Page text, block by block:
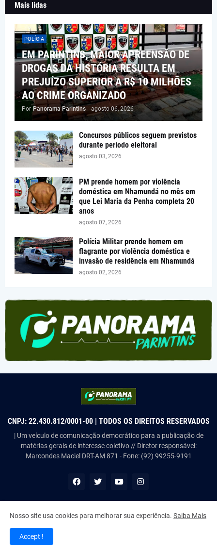
Mais lidas
POLÍCIA
EM PARINTINS, MAIOR APREENSÃO DE
DROGAS DA HISTÓRIA RESULTA EM
PREJUÍZO SUPERIOR A R$ 10 MILHÕES
AO CRIME ORGANIZADO
Por Panorama Parintins - agosto 06, 2026
Concursos públicos seguem previstos
durante período eleitoral
agosto 03, 2026
PM prende homem por violência
doméstica em Nhamundá no mês em
que Lei Maria da Penha completa 20
anos
agosto 07, 2026
Polícia Militar prende homem em
flagrante por violência doméstica e
invasão de residência em Nhamundá
agosto 02, 2026
CNPJ: 22.430.812/0001-00 | TODOS OS DIREITOS RESERVADOS
| Um veículo de comunicação democrático para a publicação de
matérias gerais de interesse coletivo // Diretor responsável:
Marcondes Maciel DRT-AM 871 - Fone: (92) 99255-9191
Copyright © Panorama Parintins
Nosso site usa cookies para melhorar sua experiência. Saiba Mais
Accept !